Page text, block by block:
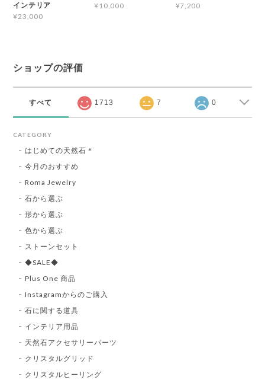
インテリア
¥23,000
¥10,000
¥7,200
ショップの評価
すべて 1713 7 0
CATEGORY
はじめての天然石＊
今月のおすすめ
Roma Jewelry
石から選ぶ
形から選ぶ
色から選ぶ
ストーンセット
◆SALE◆
Plus One 商品
Instagramからのご購入
石に関する道具
インテリア用品
天然石アクセサリーパーツ
クリスタルグリッド
クリスタルヒーリング